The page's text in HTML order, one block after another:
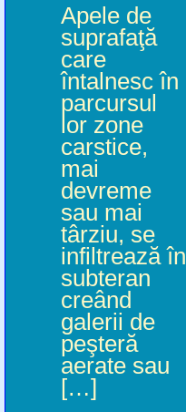
Apele de
suprafaţă
care
întalnesc în
parcursul
lor zone
carstice,
mai
devreme
sau mai
târziu, se
infiltrează în
subteran
creând
galerii de
peşteră
aerate sau
[…]